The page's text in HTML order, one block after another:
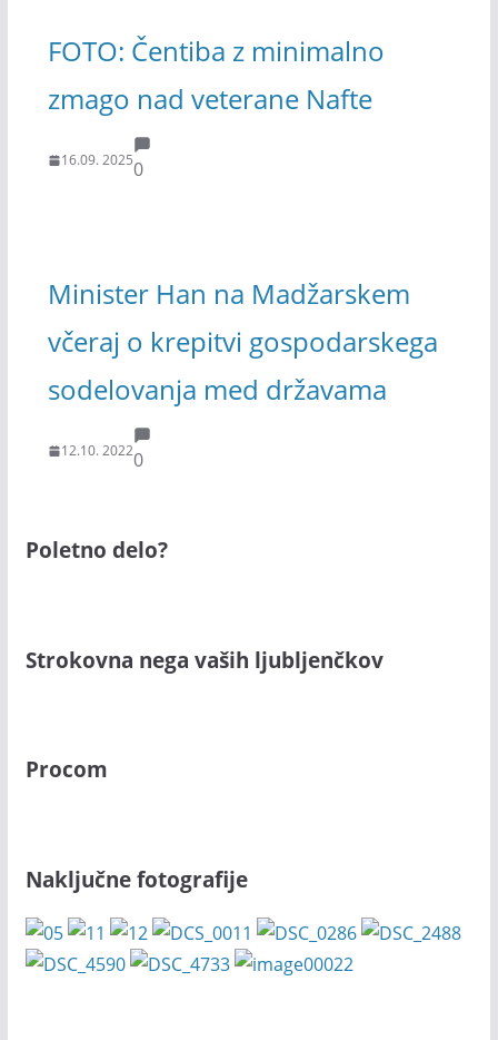
FOTO: Čentiba z minimalno
zmago nad veterane Nafte
16.09. 20250
Minister Han na Madžarskem
včeraj o krepitvi gospodarskega
sodelovanja med državama
12.10. 20220
Poletno delo?
Strokovna nega vaših ljubljenčkov
Procom
Naključne fotografije